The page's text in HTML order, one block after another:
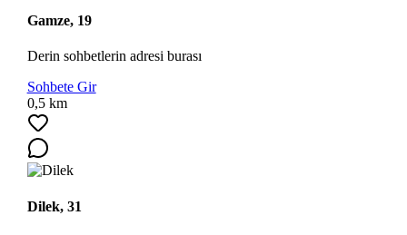
Gamze, 19
Derin sohbetlerin adresi burası
Sohbete Gir
0,5 km
Dilek, 31